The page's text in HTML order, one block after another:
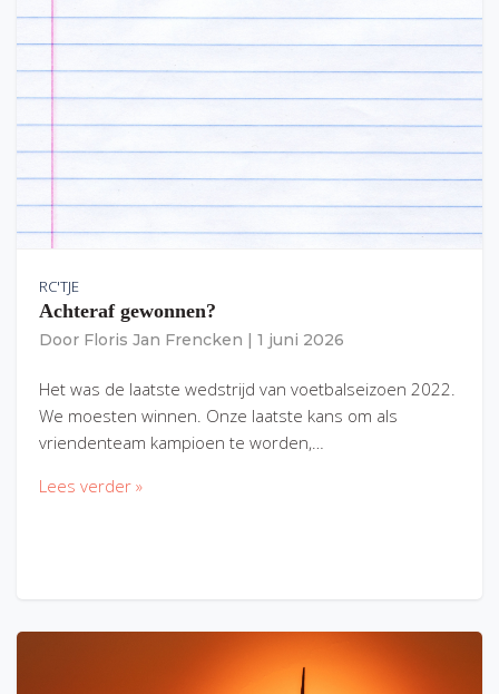
RC'TJE
Achteraf gewonnen?
Door Floris Jan Frencken 1 juni 2026
Het was de laatste wedstrijd van voetbalseizoen 2022.
We moesten winnen. Onze laatste kans om als
vriendenteam kampioen te worden,…
Lees verder »